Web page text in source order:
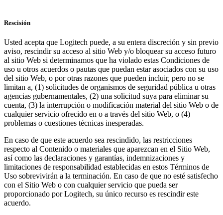
Rescisión
Usted acepta que Logitech puede, a su entera discreción y sin previo
aviso, rescindir su acceso al sitio Web y/o bloquear su acceso futuro
al sitio Web si determinamos que ha violado estas Condiciones de
uso u otros acuerdos o pautas que puedan estar asociados con su uso
del sitio Web, o por otras razones que pueden incluir, pero no se
limitan a, (1) solicitudes de organismos de seguridad pública u otras
agencias gubernamentales, (2) una solicitud suya para eliminar su
cuenta, (3) la interrupción o modificación material del sitio Web o de
cualquier servicio ofrecido en o a través del sitio Web, o (4)
problemas o cuestiones técnicas inesperadas.
En caso de que este acuerdo sea rescindido, las restricciones
respecto al Contenido o materiales que aparezcan en el Sitio Web,
así como las declaraciones y garantías, indemnizaciones y
limitaciones de responsabilidad establecidas en estos Términos de
Uso sobrevivirán a la terminación. En caso de que no esté satisfecho
con el Sitio Web o con cualquier servicio que pueda ser
proporcionado por Logitech, su único recurso es rescindir este
acuerdo.